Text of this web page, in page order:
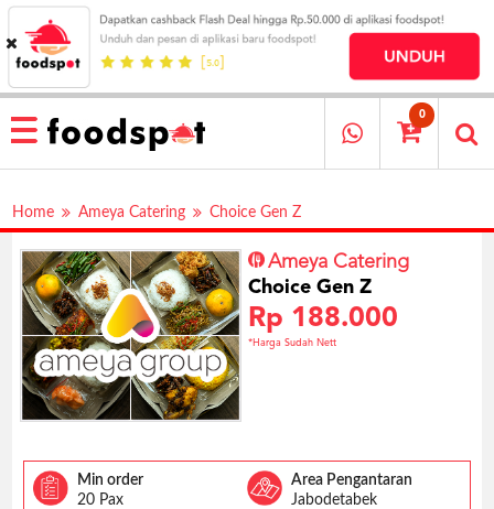
HOME
MENU
RESTAURANT
PESAN
OUR
COMPANY
KATA
MEREKA
KATALOG
LOYALTY
PROGRAM
ABOUT
0
Home Ameya Catering Choice Gen Z
Ameya Catering
Choice Gen Z
Rp 188.000
*Harga Sudah Nett
Min order
20 Pax
Area Pengantaran
Jabodetabek